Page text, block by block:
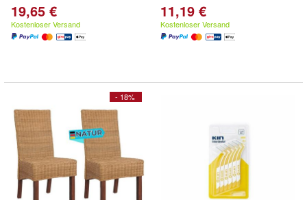
19,65 €
Kostenloser Versand
11,19 €
Kostenloser Versand
- 18%